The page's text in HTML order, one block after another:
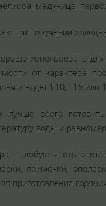
медуница,
при получении
использовать
от характера
и воды 1:10,1:15 или
лучше всего
воды и
любую часть
примочки,
приготовления